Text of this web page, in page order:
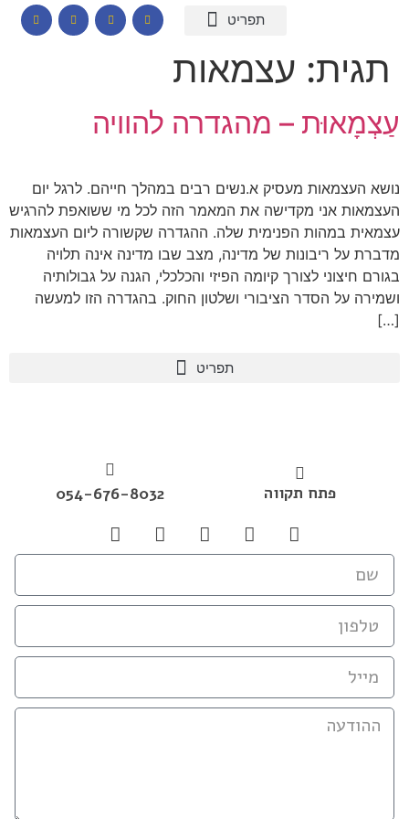
תגית: עצמאות
עַצְמָאוּת – מהגדרה להוויה
נושא העצמאות מעסיק א.נשים רבים במהלך חייהם. לרגל יום
העצמאות אני מקדישה את המאמר הזה לכל מי ששואפת להרגיש
עצמאית במהות הפנימית שלה. ההגדרה שקשורה ליום העצמאות
מדברת על ריבונות של מדינה, מצב שבו מדינה אינה תלויה
בגורם חיצוני לצורך קיומה הפיזי והכלכלי, הגנה על גבולותיה
ושמירה על הסדר הציבורי ושלטון החוק. בהגדרה הזו למעשה
[…]
פתח תקווה 054-676-8032